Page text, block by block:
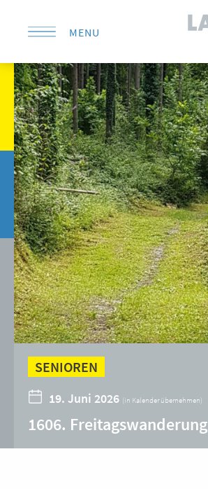
MENU
KONTAKT
SENIOREN
19. Juni 2026 (in Kalender übernehmen)
1606. Freitagswanderung